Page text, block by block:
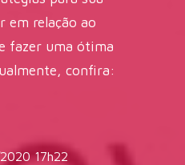
em relação ao
fazer uma ótima
confira:
17h22